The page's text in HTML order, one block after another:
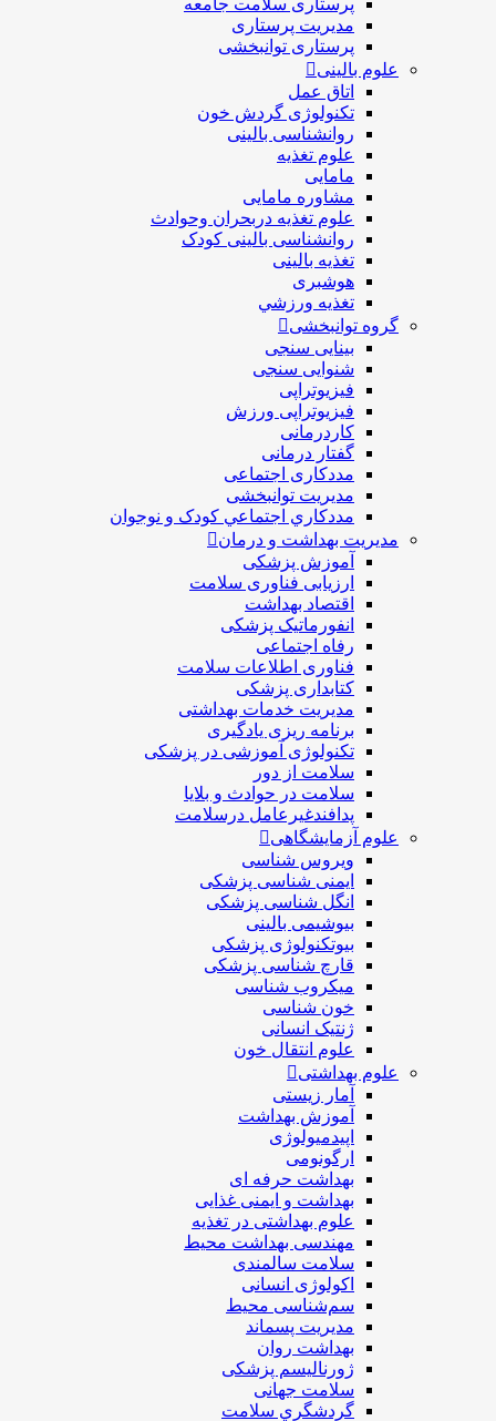
پرستاری سلامت جامعه
مدیریت پرستاری
پرستاری توانبخشی
علوم بالینی
اتاق عمل
تکنولوژی گردش خون
روانشناسی بالینی
علوم تغذیه
مامایی
مشاوره مامایی
علوم تغذیه دربحران وحوادث
روانشناسی بالینی کودک
تغذیه بالینی
هوشبری
تغذيه ورزشي
گروه توانبخشی
بینایی سنجی
شنوایی سنجی
فیزیوتراپی
فیزیوتراپی ورزش
کاردرمانی
گفتار درمانی
مددکاری اجتماعی
مديريت توانبخشی
مددکاري اجتماعي کودک و نوجوان
مدیریت بهداشت و درمان
آموزش پزشکی
ارزیابی فناوری سلامت
اقتصاد بهداشت
انفورماتیک پزشکی
رفاه اجتماعی
فناوری اطلاعات سلامت
کتابداری پزشکی
مديريت خدمات بهداشتی
برنامه ریزی یادگیری
تکنولوژی آموزشی در پزشکی
سلامت از دور
سلامت در حوادث و بلایا
پدافندغیرعامل درسلامت
علوم آزمایشگاهی
ویروس شناسی
ایمنی شناسی پزشكی
انگل شناسی پزشکی
بیوشیمی بالینی
بیوتکنولوژی پزشکی
قارچ شناسی پزشکی
ميكروب شناسی
خون شناسی
ژنتیک انسانی
علوم انتقال خون
علوم بهداشتی
آمار زیستی
آموزش بهداشت
اپیدمیولوژی
ارگونومی
بهداشت حرفه ای
بهداشت و ایمنی غذایی
علوم بهداشتی در تغذیه
مهندسی بهداشت محيط
سلامت سالمندی
اکولوژی انسانی
سم‌شناسی محیط
مدیریت پسماند
بهداشت روان
ژورنالیسم پزشکی
سلامت جهانی
گردشگري سلامت